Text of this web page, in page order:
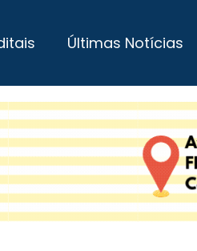
Últimas Notícias